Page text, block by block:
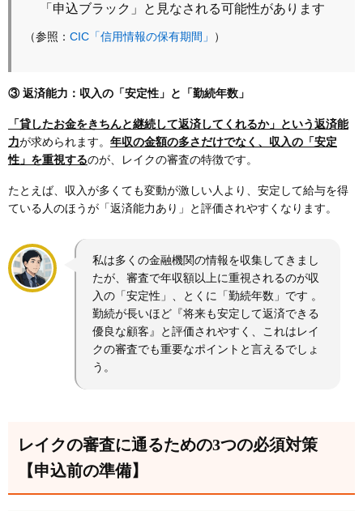
「申込ブラック」と見なされる可能性があります
（参照： CIC「信用情報の保有期間」 ）
③ 返済能力：収入の「安定性」と「勤続年数」
「貸したお金をきちんと継続して返済してくれるか」という返済能
力が求められます。 年収の金額の多さだけでなく、収入の「安定
性」を重視するのが、レイクの審査の特徴です。
たとえば、収入が多くても変動が激しい人より、安定して給与を得
ている人のほうが「返済能力あり」と評価されやすくなります。
私は多くの金融機関の情報を収集してきまし
たが、審査で年収額以上に重視されるのが収
入の「安定性」、とくに「勤続年数」です 。
勤続が長いほど『将来も安定して返済できる
優良な顧客』と評価されやすく、これはレイ
クの審査でも重要なポイントと言えるでしょ
う。
レイクの審査に通るための3つの必須対策
【申込前の準備】